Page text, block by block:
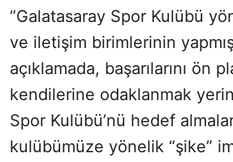
“Galatasaray Spor Kulübü
ve iletişim birimlerinin
açıklamada, başarılarını ön
kendilerine odaklanmak
Spor Kulübü’nü hedef
kulübümüze yönelik “şike”